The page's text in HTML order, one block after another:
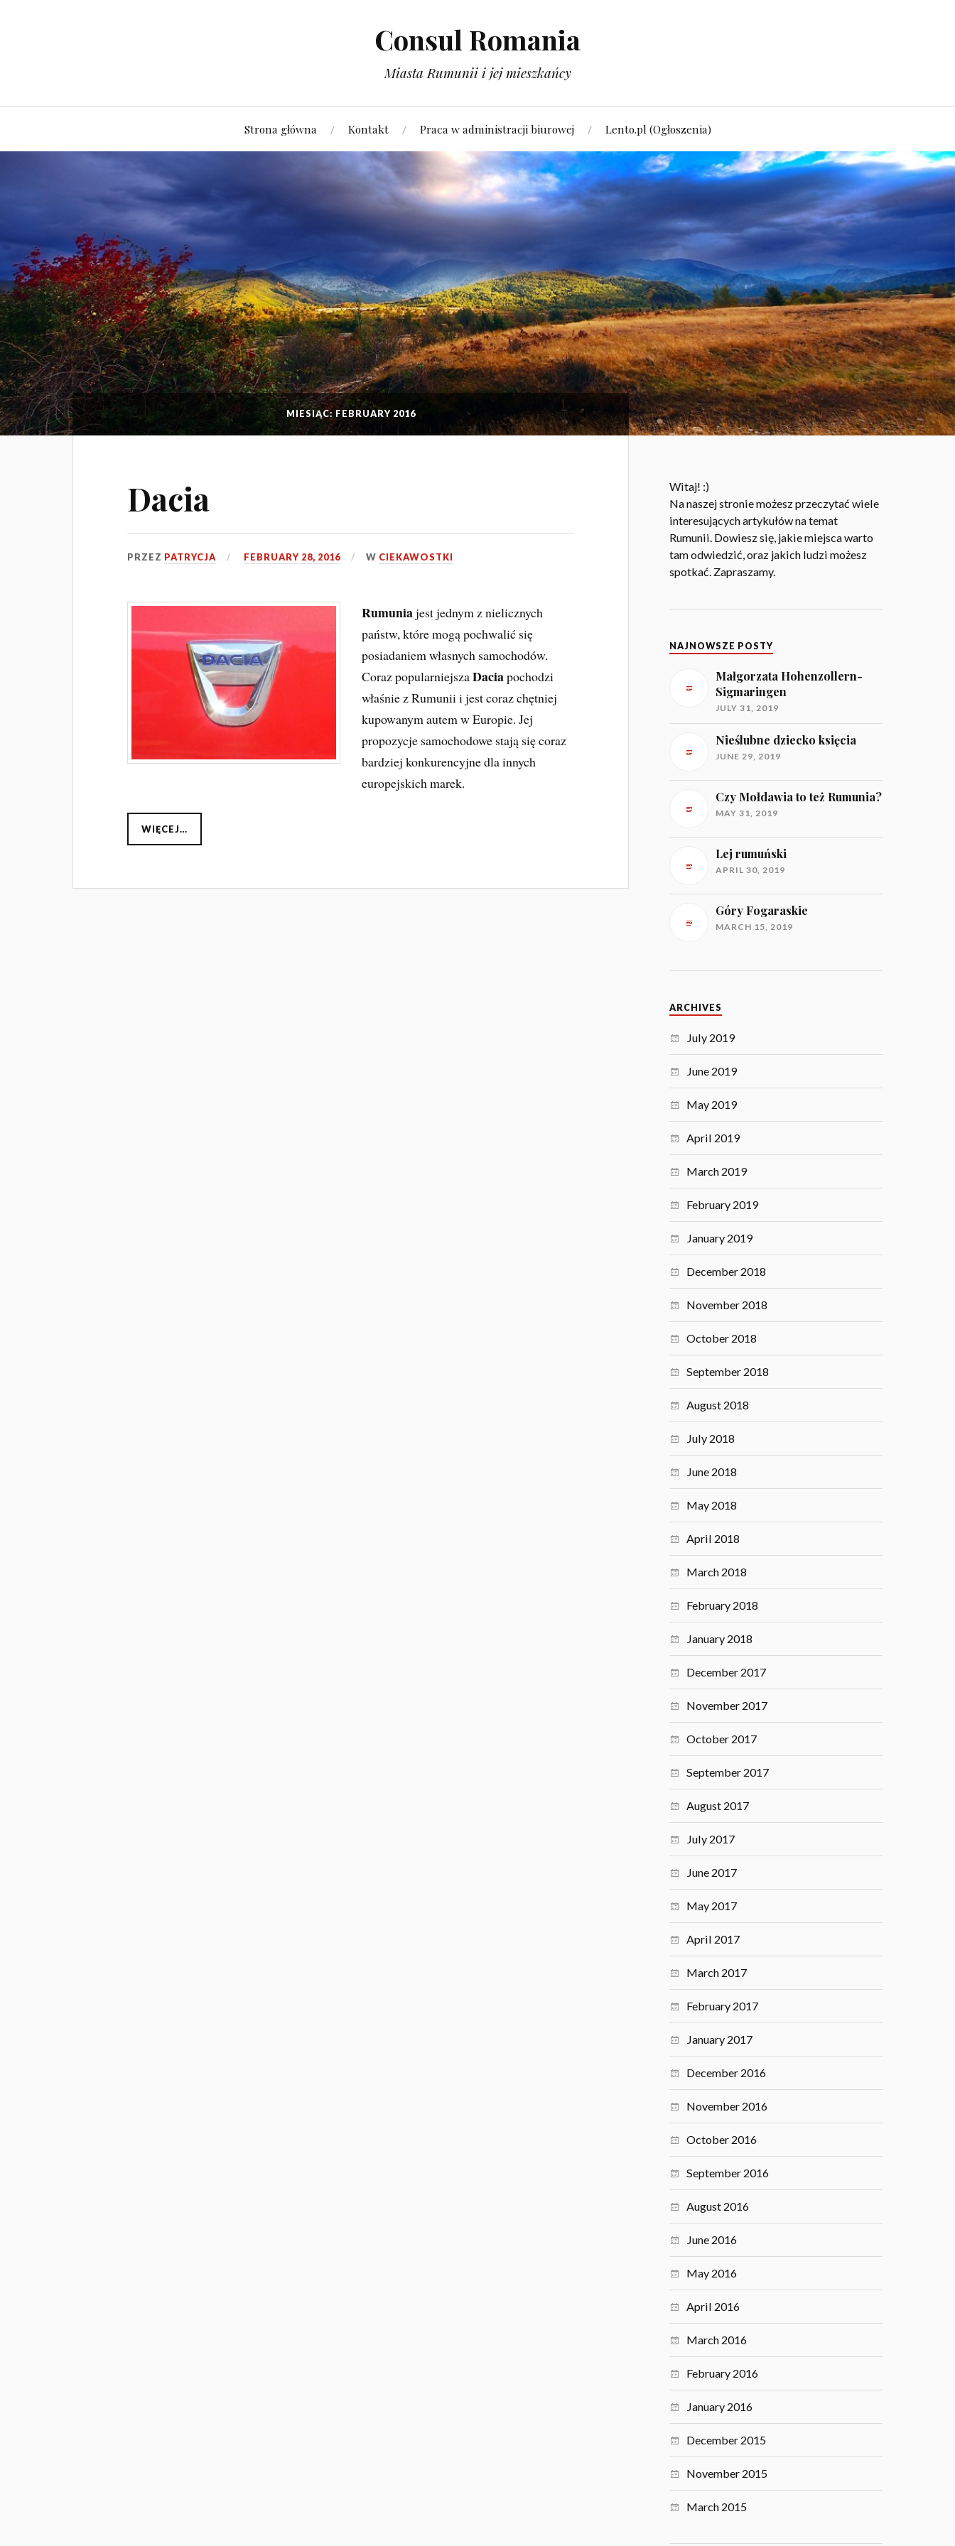
Consul Romania
Miasta Rumunii i jej mieszkańcy
Strona główna Kontakt Praca w administracji biurowej Lento.pl (Ogłoszenia)
MIESIĄC: FEBRUARY 2016
Dacia
PRZEZ PATRYCJA FEBRUARY 28, 2016 W CIEKAWOSTKI
Rumuniajest jednym z nielicznych
państw, które mogą pochwalić się
posiadaniem własnych samochodów.
Coraz popularniejszaDaciapochodzi
właśnie z Rumunii i jest coraz chętniej
kupowanym autem w Europie. Jej
propozycje samochodowe stają się coraz
bardziej konkurencyjne dla innych
europejskich marek.
WIĘCEJ…
Witaj! :)
Na naszej stronie możesz przeczytać wiele
interesujących artykułów na temat
Rumunii. Dowiesz się, jakie miejsca warto
tam odwiedzić, oraz jakich ludzi możesz
spotkać. Zapraszamy.
NAJNOWSZE POSTY
Małgorzata Hohenzollern-
Sigmaringen
JULY 31, 2019
Nieślubne dziecko księcia
JUNE 29, 2019
Czy Mołdawia to też Rumunia?
MAY 31, 2019
Lej rumuński
APRIL 30, 2019
Góry Fogaraskie
MARCH 15, 2019
ARCHIVES
July 2019
June 2019
May 2019
April 2019
March 2019
February 2019
January 2019
December 2018
November 2018
October 2018
September 2018
August 2018
July 2018
June 2018
May 2018
April 2018
March 2018
February 2018
January 2018
December 2017
November 2017
October 2017
September 2017
August 2017
July 2017
June 2017
May 2017
April 2017
March 2017
February 2017
January 2017
December 2016
November 2016
October 2016
September 2016
August 2016
June 2016
May 2016
April 2016
March 2016
February 2016
January 2016
December 2015
November 2015
March 2015